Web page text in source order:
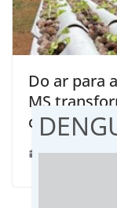
Do ar para
MS
18/11/2025